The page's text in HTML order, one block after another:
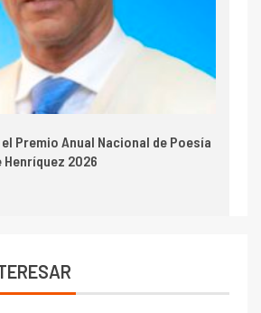
Premio Anual Nacional de Poesía
Henríquez 2026